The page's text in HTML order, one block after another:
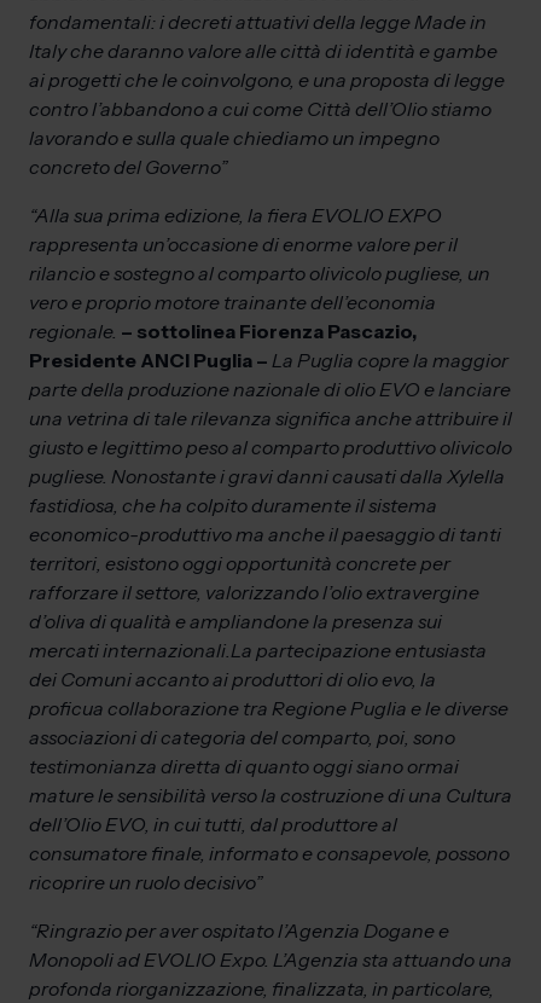
fondamentali: i decreti attuativi della legge Made in
Italy che daranno valore alle città di identità e gambe
ai progetti che le coinvolgono, e una proposta di legge
contro l’abbandono a cui come Città dell’Olio stiamo
lavorando e sulla quale chiediamo un impegno
concreto del Governo”
“Alla sua prima edizione, la fiera EVOLIO EXPO
rappresenta un’occasione di enorme valore per il
rilancio e sostegno al comparto olivicolo pugliese, un
vero e proprio motore trainante dell’economia
regionale. – sottolinea Fiorenza Pascazio,
Presidente ANCI Puglia – La Puglia copre la maggior
parte della produzione nazionale di olio EVO e lanciare
una vetrina di tale rilevanza significa anche attribuire il
giusto e legittimo peso al comparto produttivo olivicolo
pugliese. Nonostante i gravi danni causati dalla Xylella
fastidiosa, che ha colpito duramente il sistema
economico-produttivo ma anche il paesaggio di tanti
territori, esistono oggi opportunità concrete per
rafforzare il settore, valorizzando l’olio extravergine
d’oliva di qualità e ampliandone la presenza sui
mercati internazionali.La partecipazione entusiasta
dei Comuni accanto ai produttori di olio evo, la
proficua collaborazione tra Regione Puglia e le diverse
associazioni di categoria del comparto, poi, sono
testimonianza diretta di quanto oggi siano ormai
mature le sensibilità verso la costruzione di una Cultura
dell’Olio EVO, in cui tutti, dal produttore al
consumatore finale, informato e consapevole, possono
ricoprire un ruolo decisivo”
“Ringrazio per aver ospitato l’Agenzia Dogane e
Monopoli ad EVOLIO Expo. L’Agenzia sta attuando una
profonda riorganizzazione, finalizzata, in particolare,